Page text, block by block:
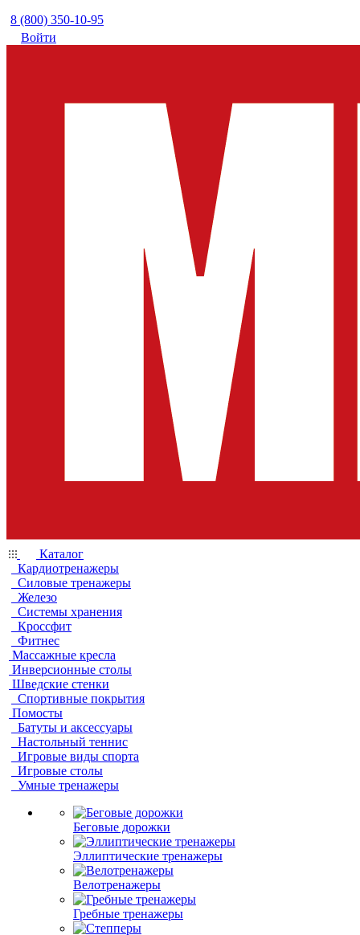
8 (800) 350-10-95
Войти
Каталог
Кардиотренажеры
Силовые тренажеры
Железо
Системы хранения
Кроссфит
Фитнес
Массажные кресла
Инверсионные столы
Шведские стенки
Спортивные покрытия
Помосты
Батуты и аксессуары
Настольный теннис
Игровые виды спорта
Игровые столы
Умные тренажеры
Беговые дорожки
Эллиптические тренажеры
Велотренажеры
Гребные тренажеры